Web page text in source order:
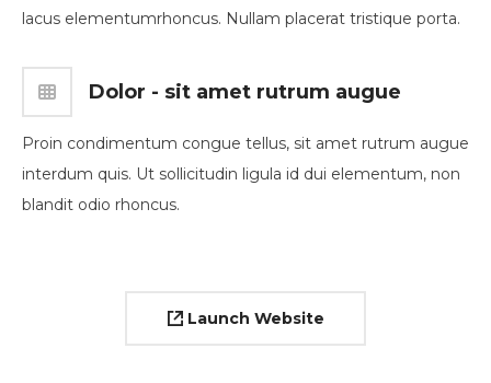
lacus elementumrhoncus. Nullam placerat tristique porta.
Dolor - sit amet rutrum augue
Proin condimentum congue tellus, sit amet rutrum augue
interdum quis. Ut sollicitudin ligula id dui elementum, non
blandit odio rhoncus.
Launch Website